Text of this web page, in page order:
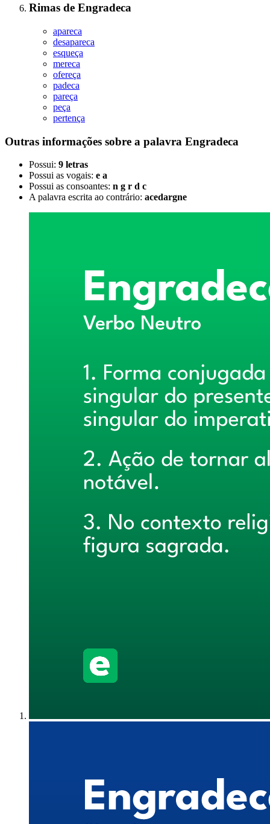
Rimas de Engradeca
apareca
desapareca
esqueça
mereca
ofereça
padeca
pareça
peça
pertença
Outras informações sobre a palavra Engradeca
Possui: 9 letras
Possui as vogais: e a
Possui as consoantes: n g r d c
A palavra escrita ao contrário: acedargne